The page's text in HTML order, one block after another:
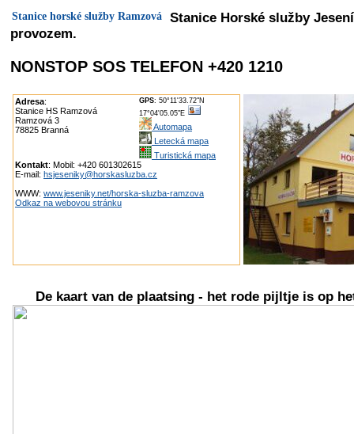
Stanice horské služby Ramzová
Stanice Horské služby
provozem.
NONSTOP SOS TELEFON +420 1210
Adresa:
Stanice HS Ramzová
Ramzová 3
78825 Branná
GPS: 50°11'33.72"N
17°04'05.05"E
Automapa
Letecká mapa
Turistická mapa
Kontakt: Mobil: +420 601302615
E-mail: hsjeseniky@horskasluzba.cz
WWW: www.jeseniky.net/horska-sluzba-ramzova
Odkaz na webovou stránku
De kaart van de plaatsing - het rode pijltje is op